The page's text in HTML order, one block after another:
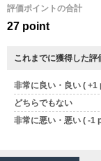
評価ポイントの合計
27 point
これまでに獲得した評
非常に良い・良い ( +1
どちらでもない
非常に悪い・悪い ( -1